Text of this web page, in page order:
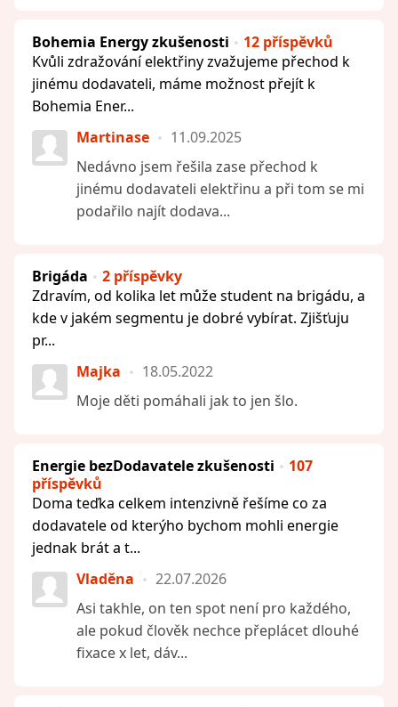
Bohemia Energy zkušenosti
12 příspěvků
Kvůli zdražování elektřiny zvažujeme přechod k
jinému dodavateli, máme možnost přejít k
Bohemia Ener...
Martinase
11.09.2025
Nedávno jsem řešila zase přechod k
jinému dodavateli elektřinu a při tom se mi
podařilo najít dodava...
Brigáda
2 příspěvky
Zdravím, od kolika let může student na brigádu, a
kde v jakém segmentu je dobré vybírat. Zjišťuju
pr...
Majka
18.05.2022
Moje děti pomáhali jak to jen šlo.
Energie bezDodavatele zkušenosti
107
příspěvků
Doma teďka celkem intenzivně řešíme co za
dodavatele od kterýho bychom mohli energie
jednak brát a t...
Vladěna
22.07.2026
Asi takhle, on ten spot není pro každého,
ale pokud člověk nechce přeplácet dlouhé
fixace x let, dáv...